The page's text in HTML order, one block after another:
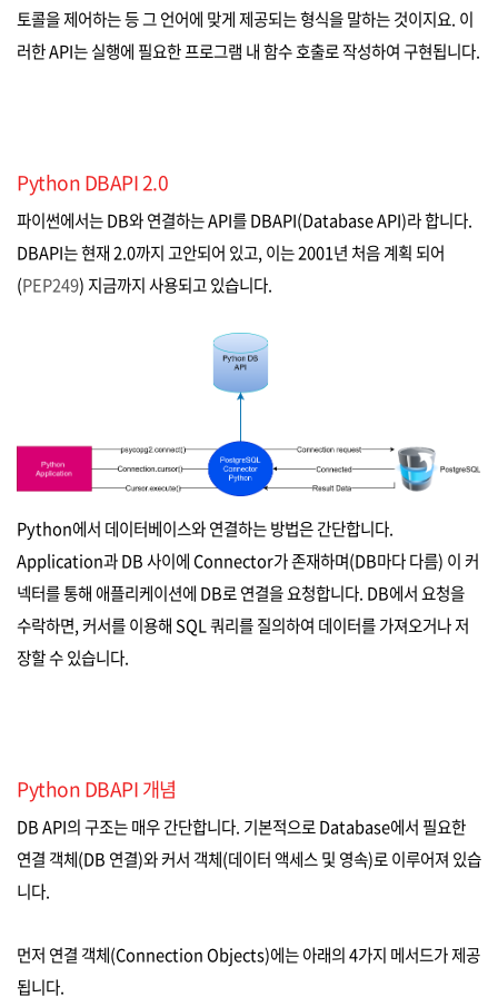
토콜을 제어하는 등 그 언어에 맞게 제공되는 형식을 말하는 것이지요. 이
러한 API는 실행에 필요한 프로그램 내 함수 호출로 작성하여 구현됩니다.
Python DBAPI 2.0
파이썬에서는 DB와 연결하는 API를 DBAPI(Database API)라 합니다.
DBAPI는 현재 2.0까지 고안되어 있고, 이는 2001년 처음 계획 되어
(PEP249) 지금까지 사용되고 있습니다.
Python에서 데이터베이스와 연결하는 방법은 간단합니다.
Application과 DB 사이에 Connector가 존재하며(DB마다 다름) 이 커
넥터를 통해 애플리케이션에 DB로 연결을 요청합니다. DB에서 요청을
수락하면, 커서를 이용해 SQL 쿼리를 질의하여 데이터를 가져오거나 저
장할 수 있습니다.
Python DBAPI 개념
DB API의 구조는 매우 간단합니다. 기본적으로 Database에서 필요한
연결 객체(DB 연결)와 커서 객체(데이터 액세스 및 영속)로 이루어져 있습
니다.
먼저 연결 객체(Connection Objects)에는 아래의 4가지 메서드가 제공
됩니다.